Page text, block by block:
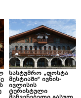
სასტუმრო „ფოსტა
მესტიაში“ ივნის-
ივლისის
ტურისტული